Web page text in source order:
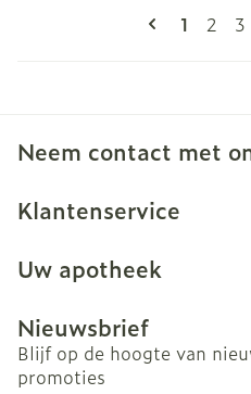
U lees
1 Pagina
2 3
Neem contact met
Klantenservice
Uw apotheek
Nieuwsbrief
Blijf op de hoogte van
promoties